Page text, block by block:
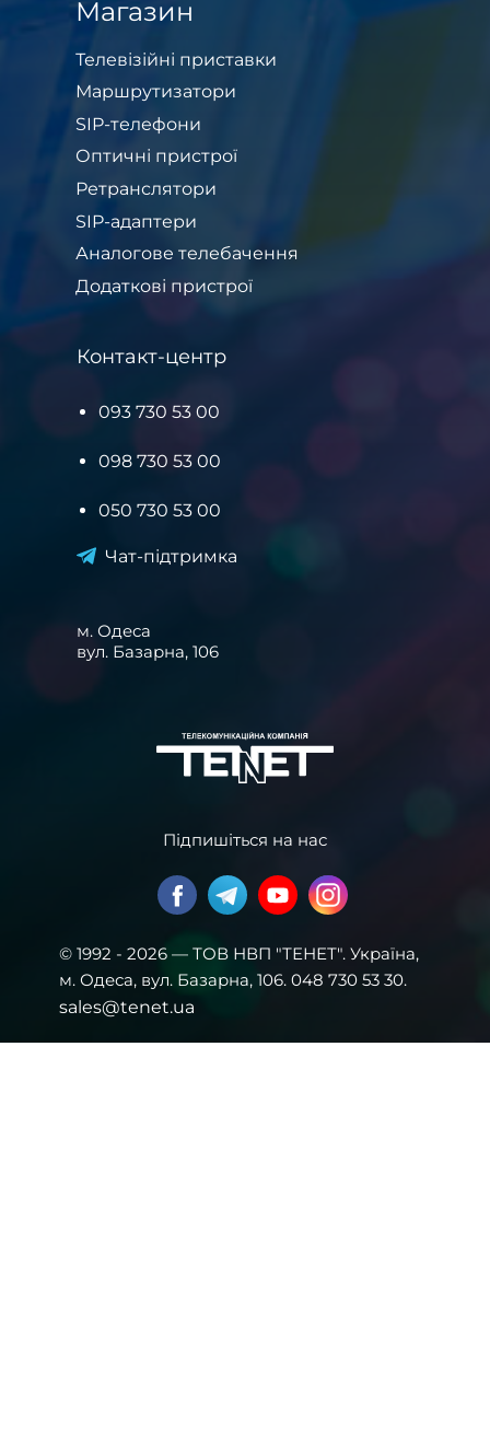
Магазин
Телевізійні приставки
Маршрутизатори
SIP-телефони
Оптичні пристрої
Ретранслятори
SIP-адаптери
Аналогове телебачення
Додаткові пристрої
Контакт-центр
093 730 53 00
098 730 53 00
050 730 53 00
Чат-підтримка
м. Одеса
вул. Базарна, 106
Підпишіться на нас
© 1992 - 2026 — ТОВ НВП "ТЕНЕТ". Українa,
м. Одеса, вул. Базарна, 106. 048 730 53 30.
sales@tenet.ua